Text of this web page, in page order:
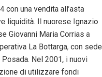
una vendita all’asta
liquidità. Il nuorese Ignazio
Giovanni Maria Corrias a
La Bottarga, con sede
Nel 2001, i nuovi
di utilizzare fondi